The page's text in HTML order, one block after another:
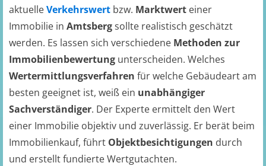
aktuelleVerkehrswert bzw. Marktwert einer
Immobilie in Amtsbergsollte realistisch geschätzt
werden. Es lassen sich verschiedene Methoden zur
Immobilienbewertung unterscheiden. Welches
Wertermittlungsverfahren für welche Gebäudeart am
besten geeignet ist, weiß ein unabhängiger
Sachverständiger. Der Experte ermittelt den Wert
einer Immobilie objektiv und zuverlässig. Er berät beim
Immobilienkauf, führt Objektbesichtigungen durch
und erstellt fundierte Wertgutachten.